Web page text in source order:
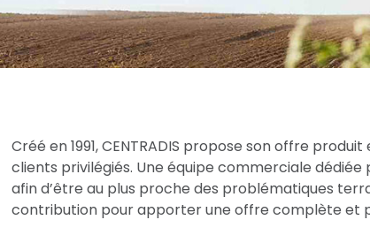
Créé en 1991, CENTRADIS propose son offre
clients privilégiés. Une équipe commerciale
afin d’être au plus proche des problématiques
contribution pour apporter une offre complète et